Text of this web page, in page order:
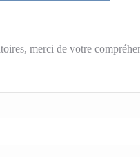
merci de votre